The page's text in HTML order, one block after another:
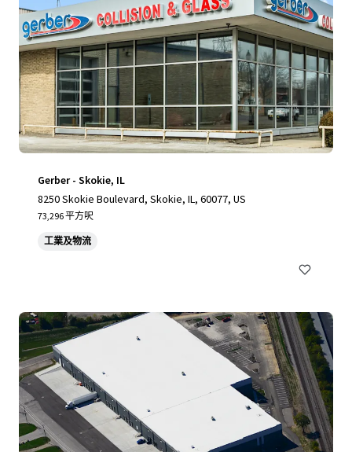
Gerber - Skokie, IL
8250 Skokie Boulevard, Skokie, IL, 60077, US
73,296 平方呎
工業及物流